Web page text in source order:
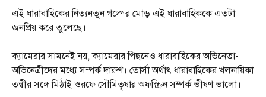
এই ধারাবাহিকের নিত্যনতুন গল্পের মোড় এই ধারাবাহিককে এতটা
জনপ্রিয় করে তুলেছে।
ক্যামেরার সামনেই নয়, ক্যামেরার পিছনেও ধারাবাহিকের অভিনেতা-
অভিনেত্রীদের মধ্যে সম্পর্ক দারুণ। তোর্সা অর্থাৎ ধারাবাহিকের খলনায়িকা
তন্বীর সঙ্গে মিঠাই ওরফে সৌমিতৃষার অফস্ক্রিন সম্পর্ক ভীষণ ভালো।